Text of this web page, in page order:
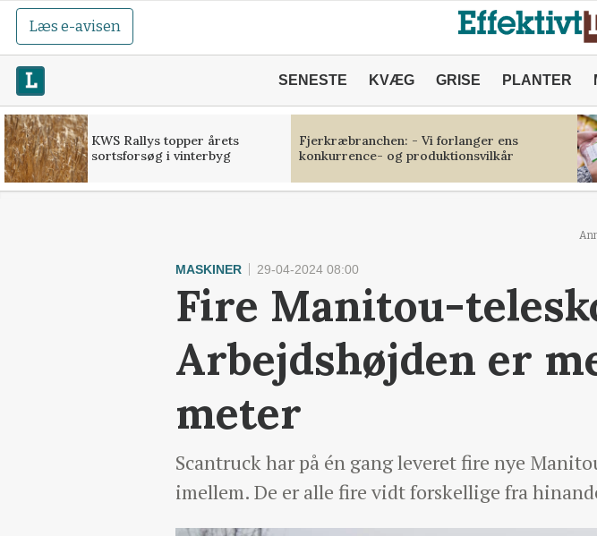
Læs e-avisen
SENESTE KVÆG GRISE PLANTER
KWS Rallys topper årets
sortsforsøg i vinterbyg
Fjerkræbranchen: - Vi forlanger ens
konkurrence- og produktionsvilkår
MASKINER 29-04-2024 08:00
Fire Manitou-
Arbejdshøjden er
meter
Scantruck har på én gang leveret fire nye
imellem. De er alle fire vidt forskellige fra